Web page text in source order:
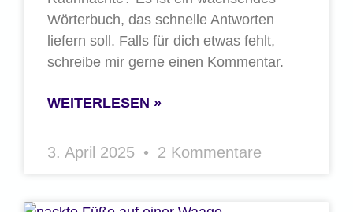
Wörterbuch, das schnelle Antworten
liefern soll. Falls für dich etwas fehlt,
schreibe mir gerne einen Kommentar.
WEITERLESEN »
3. April 2025 2 Kommentare